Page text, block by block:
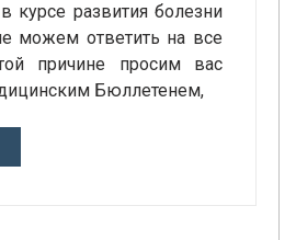
курсе развития болезни
можем ответить на все
причине просим вас
Бюллетенем,